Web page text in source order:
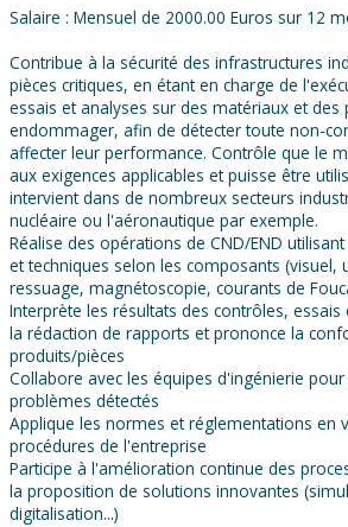
Salaire : Mensuel de 2000.00 Euros sur 12
Contribue à la sécurité des infrastructures
pièces critiques, en étant en charge de
essais et analyses sur des matériaux et des
endommager, afin de détecter toute non-
affecter leur performance. Contrôle que le
aux exigences applicables et puisse être
intervient dans de nombreux secteurs
nucléaire ou l'aéronautique par exemple.
Réalise des opérations de CND/END
et techniques selon les composants (visuel,
ressuage, magnétoscopie, courants de
Interprète les résultats des contrôles, essais
la rédaction de rapports et prononce la
produits/pièces
Collabore avec les équipes d'ingénierie
problèmes détectés
Applique les normes et réglementations en
procédures de l'entreprise
Participe à l'amélioration continue des
la proposition de solutions innovantes
digitalisation...)